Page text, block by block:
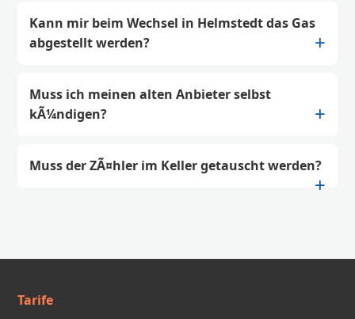
Kann mir beim Wechsel in Helmstedt das Gas
abgestellt werden?
Muss ich meinen alten Anbieter selbst
kÃ¼ndigen?
Muss der ZÃ¤hler im Keller getauscht werden?
Tarife